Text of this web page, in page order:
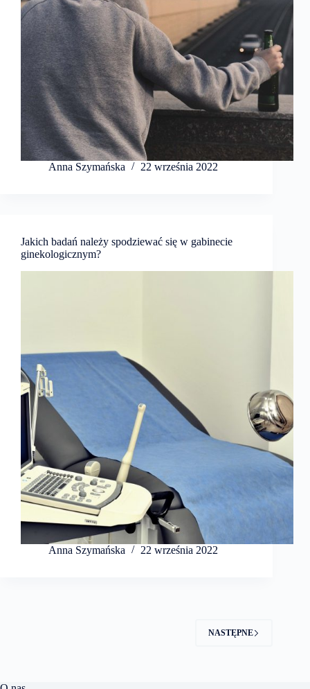
Anna Szymańska 22 września 2022
Jakich badań należy spodziewać się w gabinecie
ginekologicznym?
Anna Szymańska 22 września 2022
NASTĘPNE